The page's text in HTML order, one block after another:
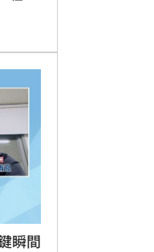
攜
以上
瞬間